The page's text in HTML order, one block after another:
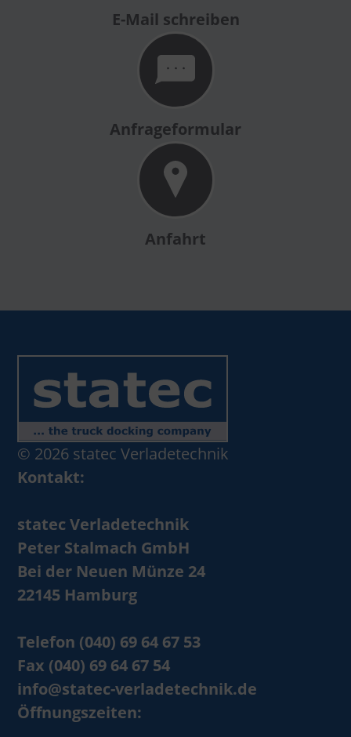
E-Mail schreiben
Anfrageformular
Anfahrt
© 2026 statec Verladetechnik
Kontakt:
statec Verladetechnik
Peter Stalmach GmbH
Bei der Neuen Münze 24
22145 Hamburg
Telefon (040) 69 64 67 53
Fax (040) 69 64 67 54
info@statec-verladetechnik.de
Öffnungszeiten: